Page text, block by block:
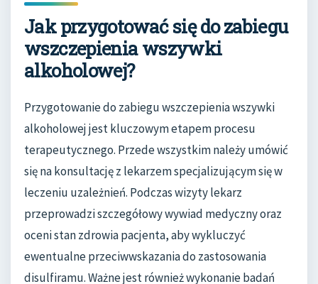
Jak przygotować się do zabiegu
wszczepienia wszywki
alkoholowej?
Przygotowanie do zabiegu wszczepienia wszywki
alkoholowej jest kluczowym etapem procesu
terapeutycznego. Przede wszystkim należy umówić
się na konsultację z lekarzem specjalizującym się w
leczeniu uzależnień. Podczas wizyty lekarz
przeprowadzi szczegółowy wywiad medyczny oraz
oceni stan zdrowia pacjenta, aby wykluczyć
ewentualne przeciwwskazania do zastosowania
disulfiramu. Ważne jest również wykonanie badań